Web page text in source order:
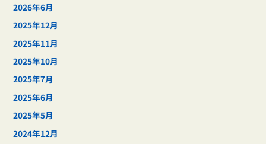
2026年6月
2025年12月
2025年11月
2025年10月
2025年7月
2025年6月
2025年5月
2024年12月